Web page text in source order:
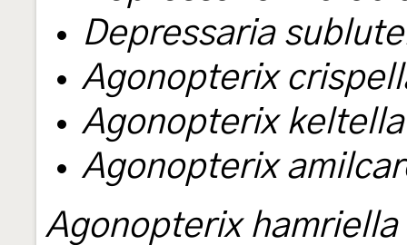
Depressaria
Agonopterix
Agonopterix keltella
Agonopterix
Agonopterix hamriella